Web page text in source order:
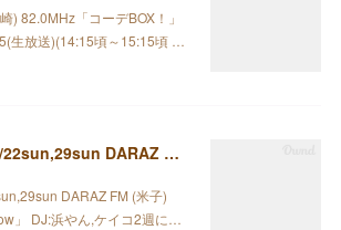
82.0MHz「コーデBOX！」
生放送)(14:15頃～15:15頃 …
◆RADIO出演 11/22sun,29sun DARAZ FM (米子) 79.8MHz
DARAZ FM (米子)
」 DJ:浜やん,ケイコ2週に…